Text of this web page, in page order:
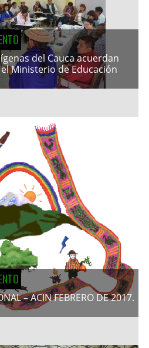
del Cauca acuerdan
Ministerio de Educación
– ACIN FEBRERO DE 2017.